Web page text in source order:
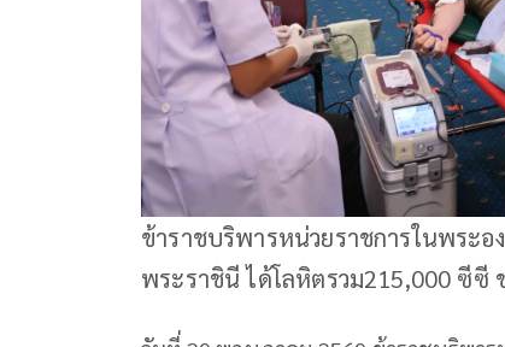
ข้าราชบริพารหน่วยราชการในพระ
พระราชินี ได้โลหิตรวม215,000 ซีซี